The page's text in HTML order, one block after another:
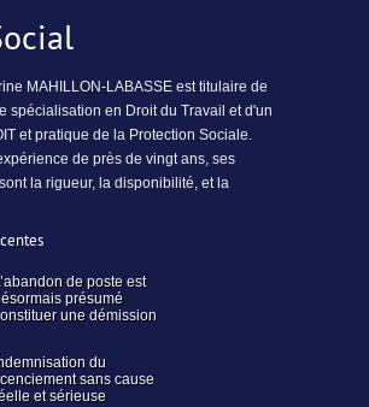
MAHILLON-LABASSE est titulaire de
spécialisation en Droit du Travail et d'un
et pratique de la Protection Sociale.
de près de vingt ans, ses
la rigueur, la disponibilité, et la
de poste est
présumé
une démission
du
sans cause
et sérieuse